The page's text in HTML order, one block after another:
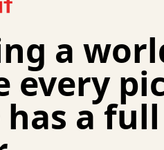
.   .   .   .   .   :   .
.   .   .   .   .   x   .
.   .   .   .   .   .   +
.   .   .   o   .   .
.   .   .   :   .   .   o
.   .   o   .   .   .
.   .   .   .   .   .   .
:   .   .   .   .   .
+   .   .   x   .   .
a
every
a full